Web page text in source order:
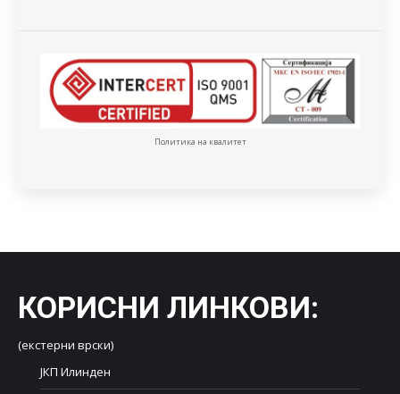
Политика на квалитет
КОРИСНИ ЛИНКОВИ:
(екстерни врски)
ЈКП Илинден